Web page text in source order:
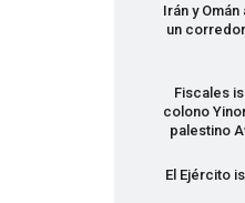
Irán y
un
Fiscales
colono
palestino
El Ejército